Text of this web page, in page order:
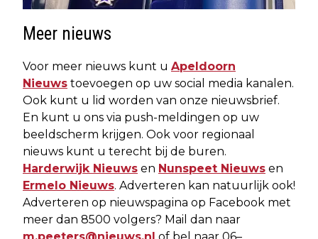
Meer nieuws
Voor meer nieuws kunt u Apeldoorn
Nieuws toevoegen op uw social media kanalen.
Ook kunt u lid worden van onze nieuwsbrief.
En kunt u ons via push-meldingen op uw
beeldscherm krijgen. Ook voor regionaal
nieuws kunt u terecht bij de buren.
Harderwijk Nieuws en Nunspeet Nieuws en
Ermelo Nieuws. Adverteren kan natuurlijk ook!
Adverteren op nieuwspagina op Facebook met
meer dan 8500 volgers? Mail dan naar